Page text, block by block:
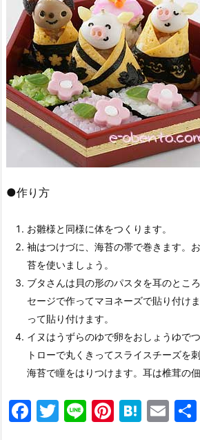
●作り方
お雛様と同様に体をつくります。
袖はつけづに、海苔の帯で巻きます。
苔を使いましょう。
ブタさんは貝の形のパスタを耳のとこ
セージで作ってマヨネーズで貼り付け
って貼り付けます。
イヌはうずらのゆで卵をおしょうゆで
トローで丸くきってスライスチーズを
海苔で瞳をはりつけます。耳は椎茸の佃
F
T
Li Pi H
E